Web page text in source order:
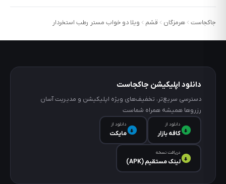
جاکجاست هرمزگان قشم ویلا دو خواب مستر رطب استخردار
دانلود اپلیکیشن جاکجاست
دسترسی سریع‌تر، تخفیف‌های ویژه اپلیکیشن و مدیریت آسان
رزروها همیشه همراه شماست
دانلود از
کافه‌ بازار
دانلود از
مایکت
دریافت نسخه
لینک مستقیم (APK)